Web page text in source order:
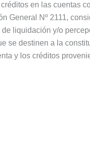
en las cuentas
General Nº 2111,
liquidación y/o
se destinen a la
y los créditos